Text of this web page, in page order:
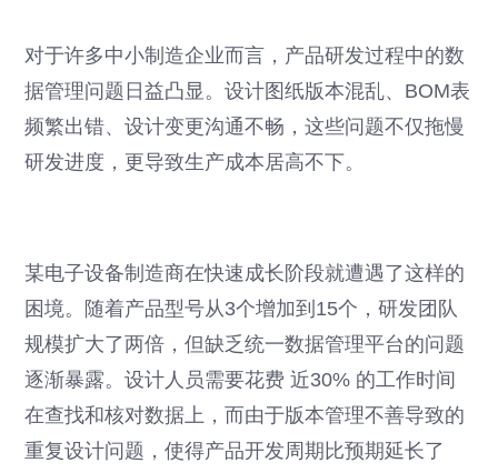
对于许多中小制造企业而言，产品研发过程中的数
据管理问题日益凸显。设计图纸版本混乱、BOM表
频繁出错、设计变更沟通不畅，这些问题不仅拖慢
研发进度，更导致生产成本居高不下。
某电子设备制造商在快速成长阶段就遭遇了这样的
困境。随着产品型号从3个增加到15个，研发团队
规模扩大了两倍，但缺乏统一数据管理平台的问题
逐渐暴露。设计人员需要花费 近30% 的工作时间
在查找和核对数据上，而由于版本管理不善导致的
重复设计问题，使得产品开发周期比预期延长了